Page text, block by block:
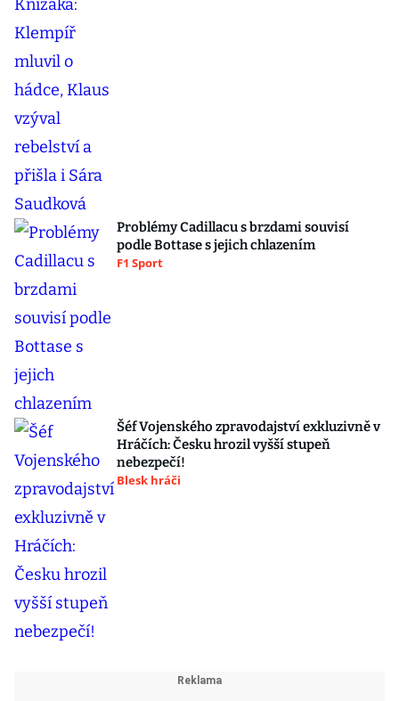
Problémy Cadillacu s brzdami souvisí
podle Bottase s jejich chlazením
F1 Sport
Šéf Vojenského zpravodajství exkluzivně v
Hráčích: Česku hrozil vyšší stupeň
nebezpečí!
Blesk hráči